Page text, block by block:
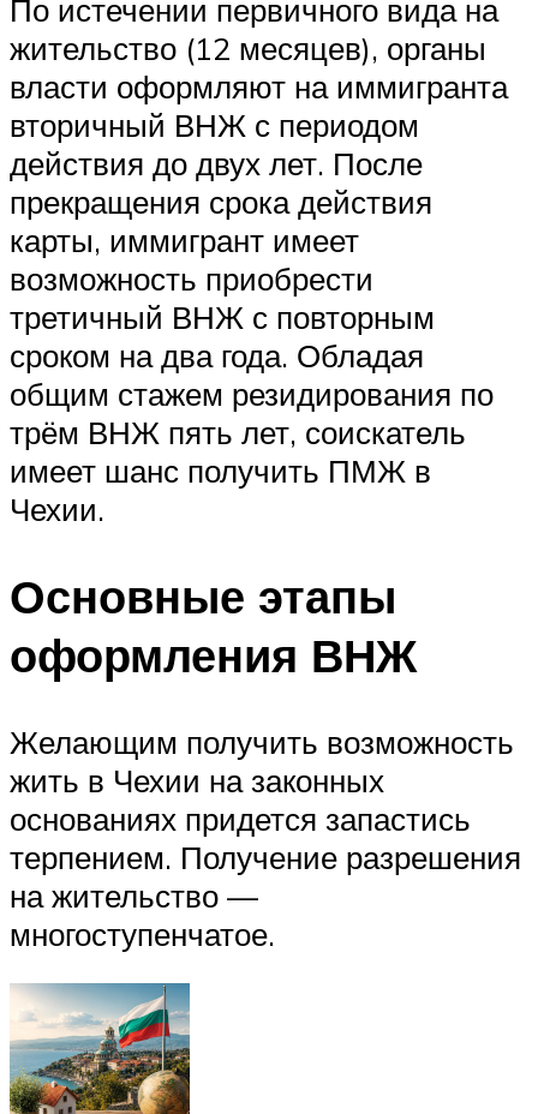
По истечении первичного вида на
жительство (12 месяцев), органы
власти оформляют на иммигранта
вторичный ВНЖ с периодом
действия до двух лет. После
прекращения срока действия
карты, иммигрант имеет
возможность приобрести
третичный ВНЖ с повторным
сроком на два года. Обладая
общим стажем резидирования по
трём ВНЖ пять лет, соискатель
имеет шанс получить ПМЖ в
Чехии.
Основные этапы
оформления ВНЖ
Желающим получить возможность
жить в Чехии на законных
основаниях придется запастись
терпением. Получение разрешения
на жительство —
многоступенчатое.